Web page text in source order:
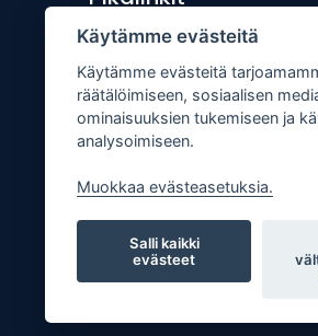
Lähetä uutisvinkki
Kopiointiohje
Mediakortti
Tilaa lehti
Osoitteenmuutos
Palaute
Käytämme evästeitä
Käytämme evästeitä
räätälöimiseen, sosiaalisen
ominaisuuksien tukemiseen ja
analysoimiseen.
Muokkaa evästeasetuksia.
Salli kaikki
evästeet